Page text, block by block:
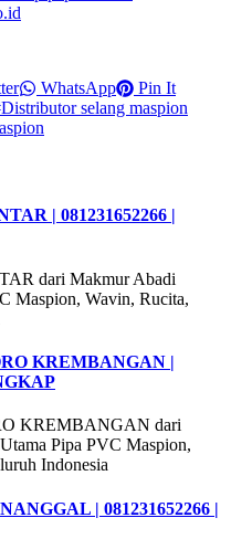
WhatsApp
Pin It
selang maspion
| 081231652266 |
dari Makmur Abadi
Maspion, Wavin, Rucita,
KREMBANGAN |
KREMBANGAN dari
Pipa PVC Maspion,
Indonesia
| 081231652266 |